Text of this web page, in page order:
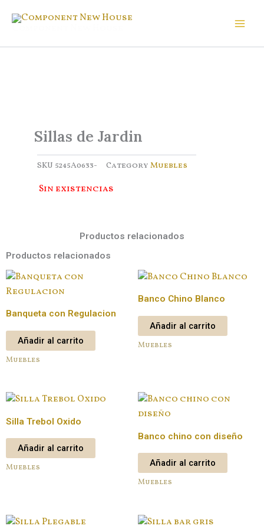
Sillas de Jardin
SKU 5245A0633- Category Muebles
Sin existencias
Productos relacionados
Productos relacionados
Banqueta con Regulacion
Añadir al carrito
Muebles
Banco Chino Blanco
Añadir al carrito
Muebles
Silla Trebol Oxido
Añadir al carrito
Muebles
Banco chino con diseño
Añadir al carrito
Muebles